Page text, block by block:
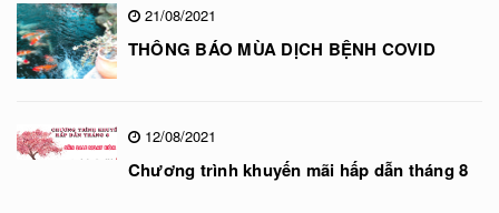
21/08/2021
THÔNG BÁO MÙA DỊCH BỆNH COVID
12/08/2021
Chương trình khuyến mãi hấp dẫn tháng 8